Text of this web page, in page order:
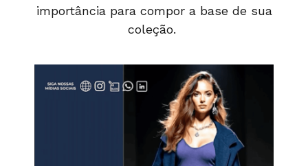
importância para compor a base de sua
coleção.